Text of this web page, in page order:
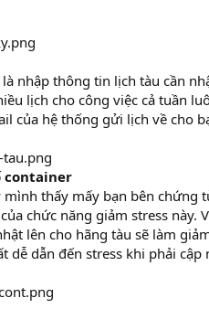
nhập thông tin lịch tàu cần
lịch cho công việc cả tuần
của hệ thống gửi lịch về cho
container
mình thấy mấy bạn bên
chức năng giảm stress
lên cho hãng tàu sẽ làm
dễ dẫn đến stress khi phải